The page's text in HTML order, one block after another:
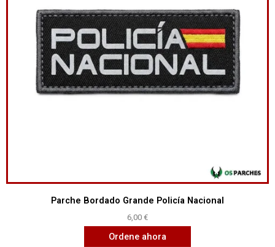
Parche Bordado Grande Policía Nacional
6,00 €
Ordene ahora